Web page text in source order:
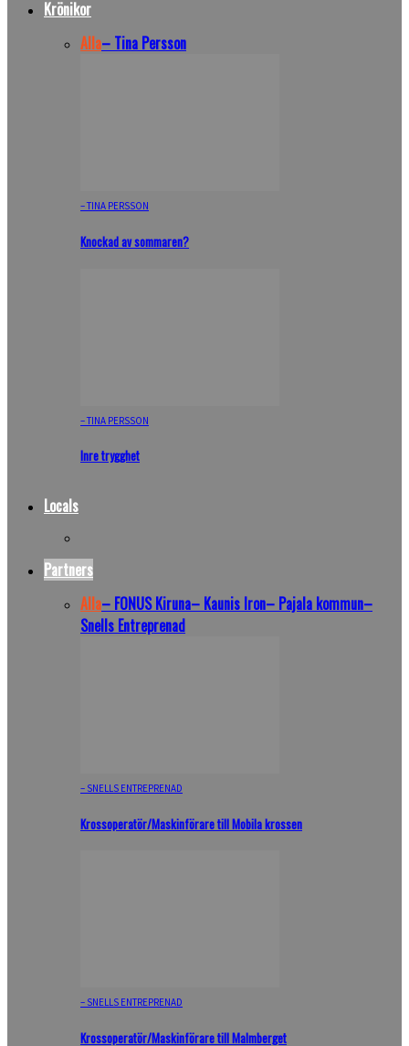
Krönikor
Alla– Tina Persson
– TINA PERSSON
Knockad av sommaren?
– TINA PERSSON
Inre trygghet
Locals
Partners
Alla– FONUS Kiruna– Kaunis Iron– Pajala kommun–
Snells Entreprenad
– SNELLS ENTREPRENAD
Krossoperatör/Maskinförare till Mobila krossen
– SNELLS ENTREPRENAD
Krossoperatör/Maskinförare till Malmberget